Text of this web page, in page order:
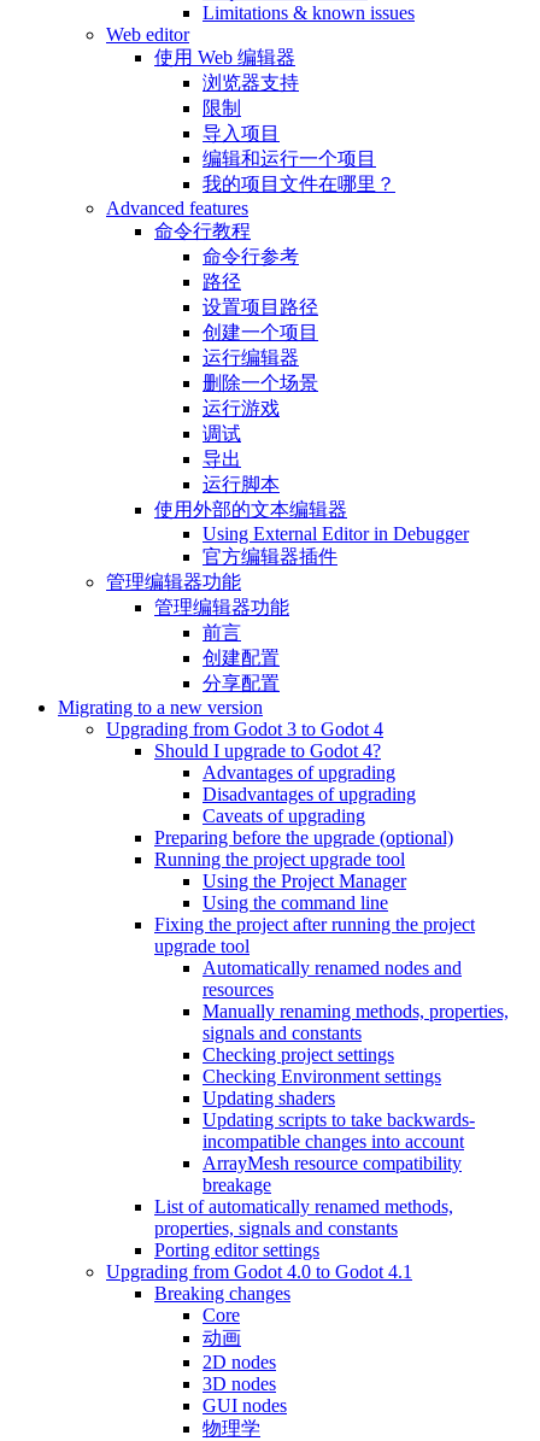
Limitations & known issues
Web editor
使用 Web 编辑器
浏览器支持
限制
导入项目
编辑和运行一个项目
我的项目文件在哪里？
Advanced features
命令行教程
命令行参考
路径
设置项目路径
创建一个项目
运行编辑器
删除一个场景
运行游戏
调试
导出
运行脚本
使用外部的文本编辑器
Using External Editor in Debugger
官方编辑器插件
管理编辑器功能
管理编辑器功能
前言
创建配置
分享配置
Migrating to a new version
Upgrading from Godot 3 to Godot 4
Should I upgrade to Godot 4?
Advantages of upgrading
Disadvantages of upgrading
Caveats of upgrading
Preparing before the upgrade (optional)
Running the project upgrade tool
Using the Project Manager
Using the command line
Fixing the project after running the project
upgrade tool
Automatically renamed nodes and
resources
Manually renaming methods, properties,
signals and constants
Checking project settings
Checking Environment settings
Updating shaders
Updating scripts to take backwards-
incompatible changes into account
ArrayMesh resource compatibility
breakage
List of automatically renamed methods,
properties, signals and constants
Porting editor settings
Upgrading from Godot 4.0 to Godot 4.1
Breaking changes
Core
动画
2D nodes
3D nodes
GUI nodes
物理学